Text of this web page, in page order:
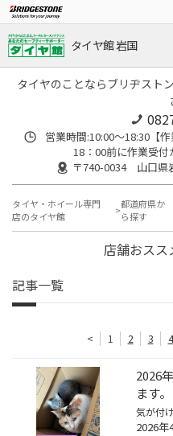
タイヤ館 岩国
タイヤのことならブリヂス
営業時間:10:00〜18:30【
18：00前に作業受付
〒740-0034 山口県
タイヤ・ホイール専門
店のタイヤ館
都道府県か
ら探す
店舗おス
記事一覧
< 1 2 3 4
2026
ます。
2026年